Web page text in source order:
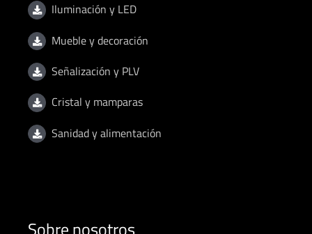
Iluminación y LED
Mueble y decoración
Señalización y PLV
Cristal y mamparas
Sanidad y alimentación